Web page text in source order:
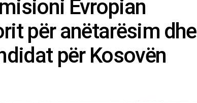
Evropian
për anëtarësim dhe
për Kosovën